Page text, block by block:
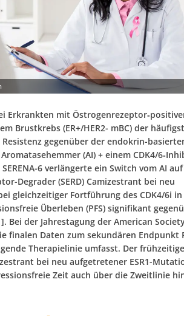
Erkrankten mit
Brustkrebs (ER+/HER2- mBC) der
gegenüber der endokrin-
(AI) + einem CDK4/
6 verlängerte ein Switch vom AI
Degrader (SERD) Camizestrant bei neu
gleichzeitiger Fortführung des CDK4/6i
Überleben (PFS) signifikant
Bei der Jahrestagung der American
finalen Daten zum sekundären Endpunkt
Therapielinie umfasst. Der frühzeitige
bei neu aufgetretener ESR1-
Zeit auch über die Zweitlinie